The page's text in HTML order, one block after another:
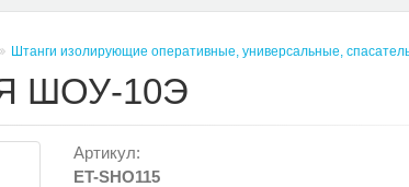
Штанги изолирующие оперативные, универсальные,
ШОУ-10Э
Артикул:
ET-SHO115